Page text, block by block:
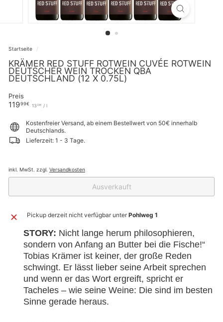
Startseite /
KRÄMER RED STUFF ROTWEIN CUVÉE ROTWEIN
DEUTSCHER WEIN TROCKEN QBA
DEUTSCHLAND (12 X 0.75L)
Preis
Normaler
11999€119,99€
1333€ 13,33€
/ l
Kostenfreier Versand, ab einem Bestellwert von 50€ innerhalb
Deutschlands.
Lieferzeit: 1 - 3 Tage.
inkl. MwSt. zzgl. Versandkosten
Ausverkauft
Pickup derzeit nicht verfügbar unter Pohlweg 1
STORY: Nicht lange herum philosophieren,
sondern von Anfang an Butter bei die Fische!“
Tobias Krämer ist keiner, der große Reden
schwingt. Er lässt lieber seine Arbeit sprechen
und wenn er das Wort ergreift, spricht er
Tacheles – wie seine Weine: Die sind im besten
Sinne gerade heraus.